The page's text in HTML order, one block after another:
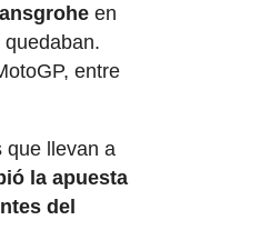
en
entre
que llevan a
la apuesta
del